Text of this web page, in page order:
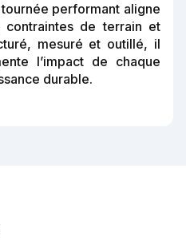
performant aligne
contraintes de terrain et
mesuré et outillé, il
l’impact de chaque
durable.